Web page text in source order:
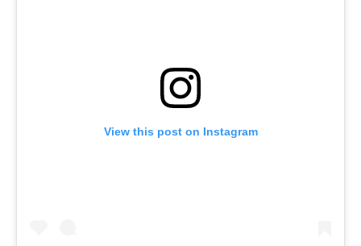
View this post on Instagram